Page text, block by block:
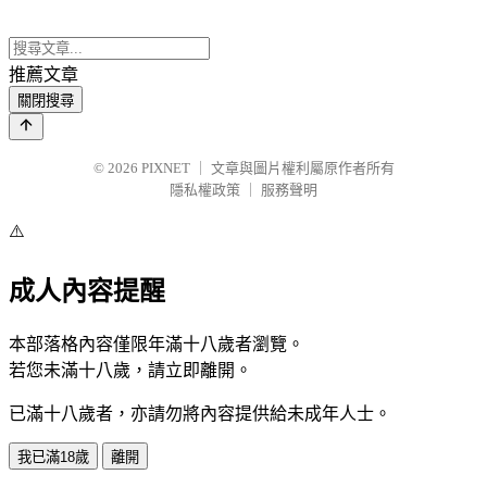
推薦文章
關閉搜尋
© 2026 PIXNET
文章與圖片權利屬原作者所有
隱私權政策
服務聲明
⚠️
成人內容提醒
本部落格內容僅限年滿十八歲者瀏覽。
若您未滿十八歲，請立即離開。
已滿十八歲者，亦請勿將內容提供給未成年人士。
我已滿18歲 離開